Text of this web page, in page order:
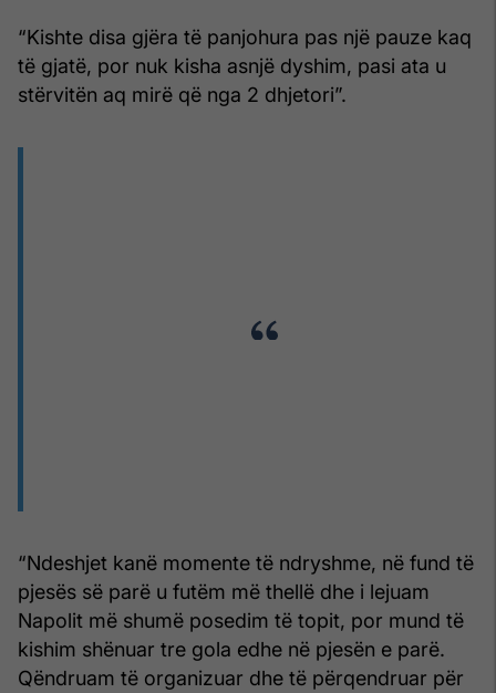
“Kishte disa gjëra të panjohura pas një pauze kaq
të gjatë, por nuk kisha asnjë dyshim, pasi ata u
stërvitën aq mirë që nga 2 dhjetori”.
“Ndeshjet kanë momente të ndryshme, në fund të
pjesës së parë u futëm më thellë dhe i lejuam
Napolit më shumë posedim të topit, por mund të
kishim shënuar tre gola edhe në pjesën e parë.
Qëndruam të organizuar dhe të përqendruar për